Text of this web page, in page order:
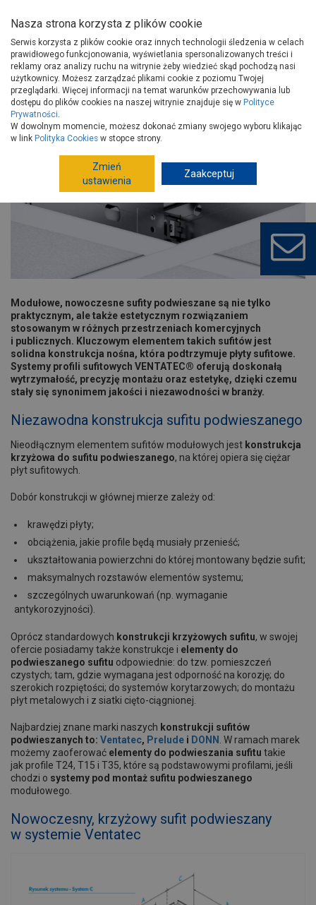
Strona główna Porady
Wykończenie
Ściany wewnętrzne i sufity
VENTATEC® wysokiej jakości profile sufitowe dla modułowych sufitów
VENTATEC® wysokiej jakości profile
sufitowe dla modułowych sufitów
podwieszanych
Modułowe, nowoczesne sufity podwieszane są nie tylko
praktycznym, ale także estetycznym rozwiązaniem
stosowanym w różnych przestrzeniach komercyjnych
i publicznych. Kluczowym elementem takich sufitów jest
solidna konstrukcja nośna, która podtrzymuje płyty sufitowe.
Systemy profili sufitowych VENTATEC® oferują doskonałą
wytrzymałość, precyzję montażu oraz estetykę, dzięki czemu
stały się synonimem jakości i niezawodności w branży.
Niezawodna konstrukcja sufitu podwieszanego
Nieodłącznym elementem sufitów modułowych jest konstrukcja
krzyżowa do sufitu podwieszanego, na której opiera się ciężar
płyt sufitowych.
Dobór konstrukcji w głównej mierze zależy od:
krawędzi płyty;
obciążenia, jakie profile będą musiały przenieść;
ukształtowania powierzchni do której montowany będzie sufit;
maksymalnych rozstawów elementów systemu;
szczególnych uwarunkowań (np. wymaganie
antykorozyjności).
Oprócz standardowych konstrukcji krzyżowych sufitu, w swojej
ofercie posiadamy także konstrukcje i elementy do
podwieszanego sufitu odpowiednie: do tzw. pomieszczeń
czystych; tam, gdzie wymagana jest odporność na korozję; do
szerokich rozpiętości; do systemów korytarzowych; do montażu
płyt metalowych i z siatki cięto-ciągnionej.
Najbardziej znane marki naszych konstrukcji sufitów
podwieszanych to: Ventatec, Prelude i DONN . W ramach marek
możemy zaoferować elementy do podwieszania sufitu takie
jak profile T24, T15 i T35, które są podstawowymi profilami, jeśli
chodzi o systemy pod montaż sufitu podwieszanego
modułowego.
Nowoczesny, krzyżowy sufit podwieszany
w systemie Ventatec
Nasza strona korzysta z plików cookie
Serwis korzysta z plików cookie oraz innych technologii śledzenia w celach
prawidłowego funkcjonowania, wyświetlania spersonalizowanych treści i
reklamy oraz analizy ruchu na witrynie żeby wiedzieć skąd pochodzą nasi
użytkownicy. Możesz zarządzać plikami cookie z poziomu Twojej
przeglądarki. Więcej informacji na temat warunków przechowywania lub
dostępu do plików cookies na naszej witrynie znajduje się w Polityce
Prywatności.
W dowolnym momencie, możesz dokonać zmiany swojego wyboru klikając
w link Polityka Cookies w stopce strony.
Zmień
ustawienia
Zaakceptuj